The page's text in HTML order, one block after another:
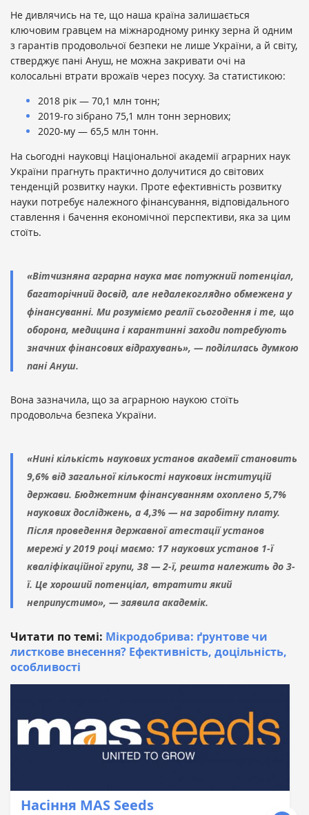
Не дивлячись на те, що наша країна залишається
ключовим гравцем на міжнародному ринку зерна й одним
з гарантів продовольчої безпеки не лише України, а й світу,
стверджує пані Ануш, не можна закривати очі на
колосальні втрати врожаїв через посуху. За статистикою:
2018 рік — 70,1 млн тонн;
2019-го зібрано 75,1 млн тонн зернових;
2020-му — 65,5 млн тонн.
На сьогодні науковці Національної академії аграрних наук
України прагнуть практично долучитися до світових
тенденцій розвитку науки. Проте ефективність розвитку
науки потребує належного фінансування, відповідального
ставлення і бачення економічної перспективи, яка за цим
стоїть.
«Вітчизняна аграрна наука має потужний потенціал,
багаторічний досвід, але недалекоглядно обмежена у
фінансуванні. Ми розуміємо реалії сьогодення і те, що
оборона, медицина і карантинні заходи потребують
значних фінансових відрахувань», — поділилась думкою
пані Ануш.
Вона зазначила, що за аграрною наукою стоїть
продовольча безпека України.
«Нині кількість наукових установ академії становить
9,6% від загальної кількості наукових інституцій
держави. Бюджетним фінансуванням охоплено 5,7%
наукових досліджень, а 4,3% — на заробітну плату.
Після проведення державної атестації установ
мережі у 2019 році маємо: 17 наукових установ 1-ї
кваліфікаційної групи, 38 — 2-ї, решта належить до 3-
ї. Це хороший потенціал, втратити який
неприпустимо», — заявила академік.
Читати по темі: Мікродобрива: ґрунтове чи
листкове внесення? Ефективність, доцільність,
особливості
Насіння MAS Seeds